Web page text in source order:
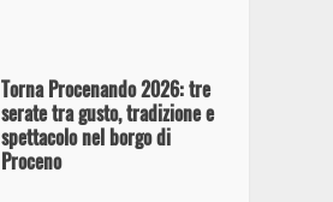
Torna Procenando 2026: tre
serate tra gusto, tradizione e
spettacolo nel borgo di
Proceno